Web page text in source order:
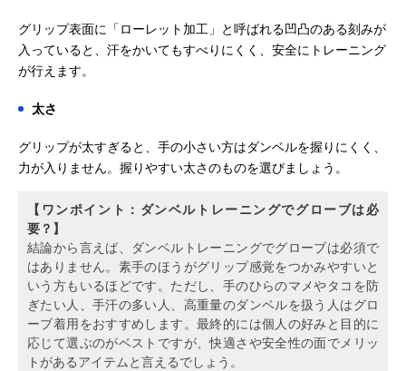
グリップ表面に「ローレット加工」と呼ばれる凹凸のある刻みが
入っていると、汗をかいてもすべりにくく、安全にトレーニング
が行えます。
太さ
グリップが太すぎると、手の小さい方はダンベルを握りにくく、
力が入りません。握りやすい太さのものを選びましょう。
【ワンポイント：ダンベルトレーニングでグローブは必
要？】
結論から言えば、ダンベルトレーニングでグローブは必須で
はありません。素手のほうがグリップ感覚をつかみやすいと
いう方もいるほどです。ただし、手のひらのマメやタコを防
ぎたい人、手汗の多い人、高重量のダンベルを扱う人はグロ
ーブ着用をおすすめします。最終的には個人の好みと目的に
応じて選ぶのがベストですが、快適さや安全性の面でメリッ
トがあるアイテムと言えるでしょう。